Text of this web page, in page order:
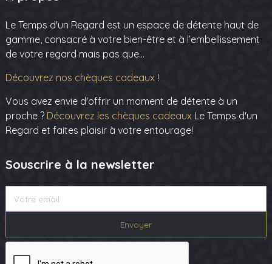
Le Temps d'un Regard est un espace de détente haut de
gamme, consacré à votre bien-être et à l’embellissement
de votre regard mais pas que…
Découvrez nos chèques cadeaux !
Vous avez envie d'offrir un moment de détente à un
proche ? Découvrez les chèques cadeauxLe Temps d'un
Regard et faites plaisir à votre entourage!
Souscrire à la newsletter